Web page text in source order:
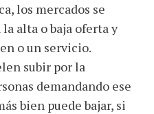
los mercados se
alta o baja oferta y
o un servicio.
subir por la
demandando ese
bien puede bajar, si